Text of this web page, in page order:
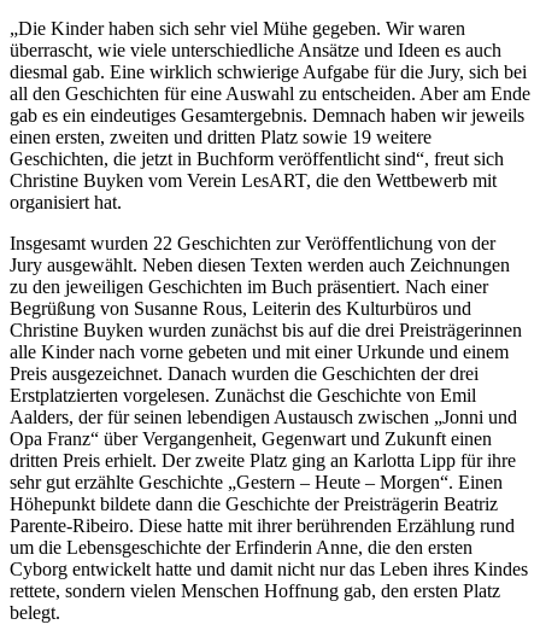
„Die Kinder haben sich sehr viel Mühe gegeben. Wir waren
überrascht, wie viele unterschiedliche Ansätze und Ideen es auch
diesmal gab. Eine wirklich schwierige Aufgabe für die Jury, sich bei
all den Geschichten für eine Auswahl zu entscheiden. Aber am Ende
gab es ein eindeutiges Gesamtergebnis. Demnach haben wir jeweils
einen ersten, zweiten und dritten Platz sowie 19 weitere
Geschichten, die jetzt in Buchform veröffentlicht sind“, freut sich
Christine Buyken vom Verein LesART, die den Wettbewerb mit
organisiert hat.
Insgesamt wurden 22 Geschichten zur Veröffentlichung von der
Jury ausgewählt. Neben diesen Texten werden auch Zeichnungen
zu den jeweiligen Geschichten im Buch präsentiert. Nach einer
Begrüßung von Susanne Rous, Leiterin des Kulturbüros und
Christine Buyken wurden zunächst bis auf die drei Preisträgerinnen
alle Kinder nach vorne gebeten und mit einer Urkunde und einem
Preis ausgezeichnet. Danach wurden die Geschichten der drei
Erstplatzierten vorgelesen. Zunächst die Geschichte von Emil
Aalders, der für seinen lebendigen Austausch zwischen „Jonni und
Opa Franz“ über Vergangenheit, Gegenwart und Zukunft einen
dritten Preis erhielt. Der zweite Platz ging an Karlotta Lipp für ihre
sehr gut erzählte Geschichte „Gestern – Heute – Morgen“. Einen
Höhepunkt bildete dann die Geschichte der Preisträgerin Beatriz
Parente-Ribeiro. Diese hatte mit ihrer berührenden Erzählung rund
um die Lebensgeschichte der Erfinderin Anne, die den ersten
Cyborg entwickelt hatte und damit nicht nur das Leben ihres Kindes
rettete, sondern vielen Menschen Hoffnung gab, den ersten Platz
belegt.